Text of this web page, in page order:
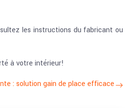
les instructions du fabricant ou
à votre intérieur!
: solution gain de place efficace